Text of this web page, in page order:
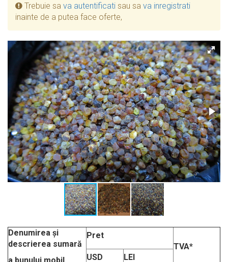
Trebuie sa va autentificati sau sa va inregistrati
inainte de a putea face oferte,
Denumirea și
descrierea sumară
Pret
TVA*
USD
LEI